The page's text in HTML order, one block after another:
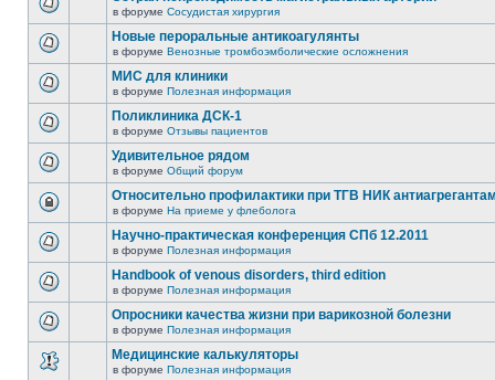
в форуме Сосудистая хирургия
Новые пероральные антикоагулянты
в форуме Венозные тромбоэмболические осложнения
МИС для клиники
в форуме Полезная информация
Поликлиника ДСК-1
в форуме Отзывы пациентов
Удивительное рядом
в форуме Общий форум
Относительно профилактики при ТГВ НИК
в форуме На приеме у флеболога
Научно-практическая конференция СПб 12.2011
в форуме Полезная информация
Handbook of venous disorders, third edition
в форуме Полезная информация
Опросники качества жизни при варикозной болезни
в форуме Полезная информация
Медицинские калькуляторы
в форуме Полезная информация